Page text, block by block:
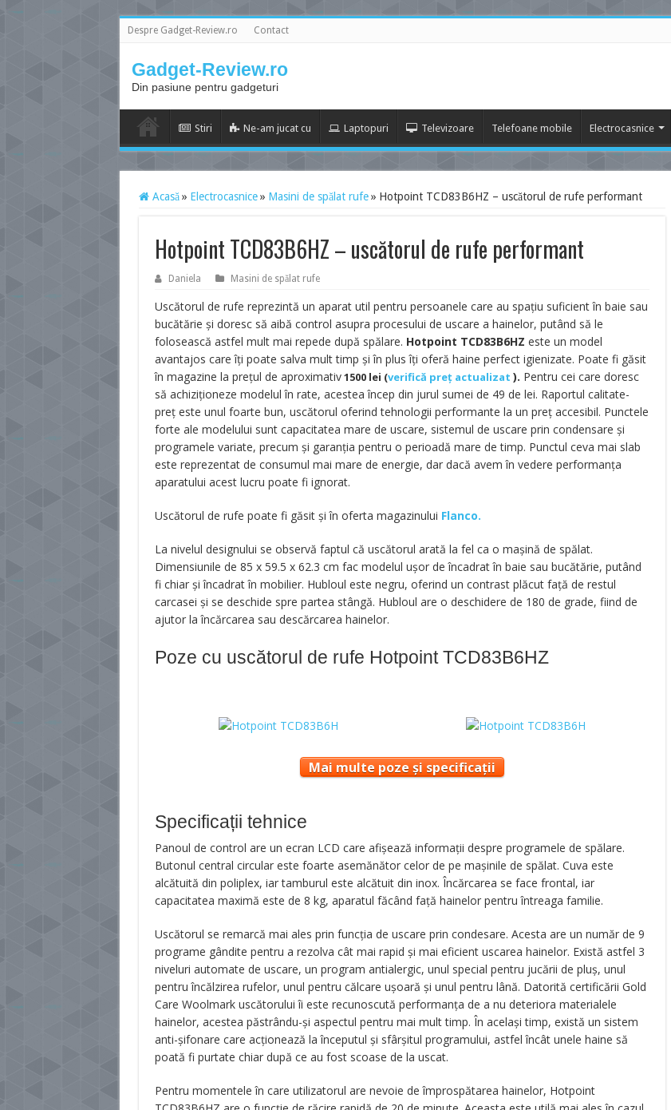
Despre Gadget-Review.ro Contact
Gadget-Review.ro
Din pasiune pentru gadgeturi
Stiri Ne-am jucat cu Laptopuri Televizoare Telefoane mobile Electrocasnice
Acasă » Electrocasnice » Masini de spălat rufe » Hotpoint TCD83B6HZ – uscătorul de rufe performant
Hotpoint TCD83B6HZ – uscătorul de rufe performant
Daniela Masini de spălat rufe
Uscătorul de rufe reprezintă un aparat util pentru persoanele care au spațiu suficient în baie sau
bucătărie și doresc să aibă control asupra procesului de uscare a hainelor, putând să le
folosească astfel mult mai repede după spălare. Hotpoint TCD83B6HZ este un model
avantajos care îți poate salva mult timp și în plus îți oferă haine perfect igienizate. Poate fi găsit
în magazine la prețul de aproximativ1500 lei (verifică preț actualizat ). Pentru cei care doresc
să achiziţioneze modelul în rate, acestea încep din jurul sumei de 49 de lei. Raportul calitate-
preț este unul foarte bun, uscătorul oferind tehnologii performante la un preț accesibil. Punctele
forte ale modelului sunt capacitatea mare de uscare, sistemul de uscare prin condensare și
programele variate, precum și garanția pentru o perioadă mare de timp. Punctul ceva mai slab
este reprezentat de consumul mai mare de energie, dar dacă avem în vedere performanța
aparatului acest lucru poate fi ignorat.
Uscătorul de rufe poate fi găsit și în oferta magazinului Flanco.
La nivelul designului se observă faptul că uscătorul arată la fel ca o mașină de spălat.
Dimensiunile de 85 x 59.5 x 62.3 cm fac modelul ușor de încadrat în baie sau bucătărie, putând
fi chiar și încadrat în mobilier. Hubloul este negru, oferind un contrast plăcut față de restul
carcasei și se deschide spre partea stângă. Hubloul are o deschidere de 180 de grade, fiind de
ajutor la încărcarea sau descărcarea hainelor.
Poze cu uscătorul de rufe Hotpoint TCD83B6HZ
Mai multe poze și specificații
Specificații tehnice
Panoul de control are un ecran LCD care afișează informații despre programele de spălare.
Butonul central circular este foarte asemănător celor de pe mașinile de spălat. Cuva este
alcătuită din poliplex, iar tamburul este alcătuit din inox. Încărcarea se face frontal, iar
capacitatea maximă este de 8 kg, aparatul făcând față hainelor pentru întreaga familie.
Uscătorul se remarcă mai ales prin funcția de uscare prin condesare. Acesta are un număr de 9
programe gândite pentru a rezolva cât mai rapid și mai eficient uscarea hainelor. Există astfel 3
niveluri automate de uscare, un program antialergic, unul special pentru jucării de pluș, unul
pentru încălzirea rufelor, unul pentru călcare ușoară și unul pentru lână. Datorită certificării Gold
Care Woolmark uscătorului îi este recunoscută performanța de a nu deteriora materialele
hainelor, acestea păstrându-și aspectul pentru mai mult timp. În același timp, există un sistem
anti-şifonare care acționează la începutul şi sfârşitul programului, astfel încât unele haine să
poată fi purtate chiar după ce au fost scoase de la uscat.
Pentru momentele în care utilizatorul are nevoie de împrospătarea hainelor, Hotpoint